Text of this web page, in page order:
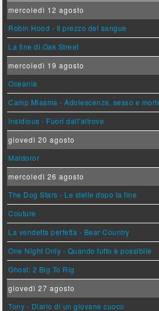
mercoledì 12 agosto
Robin Hood - Il prezzo del sangue
La fine di Oak Street
mercoledì 19 agosto
Oceania
Camp Miasma - Adolescenza, sesso e
Insidious - Fuori dall'altrove
giovedì 20 agosto
Maldoror
mercoledì 26 agosto
The Dog Stars - Le stelle dopo la fine
Couture
La vendetta perfetta - Bear Country
One Night Only - Quando tutto è possibile
Ghost: 2 Big To Rig
giovedì 27 agosto
Tony - Diario di un giovane cuoco